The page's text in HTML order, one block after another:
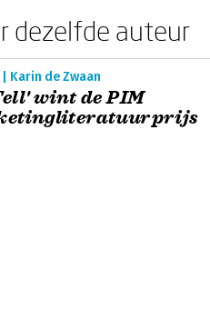
dezelfde auteur
| Karin de Zwaan
wint de PIM